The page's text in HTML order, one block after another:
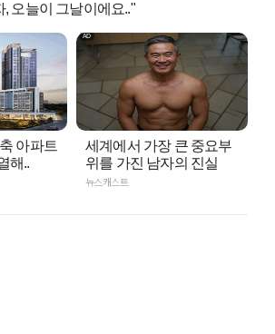
오늘이 그날이에요.."
아파트
해..
세계에서 가장 큰 중요부
위를 가진 남자의 진실
뉴스캐스트